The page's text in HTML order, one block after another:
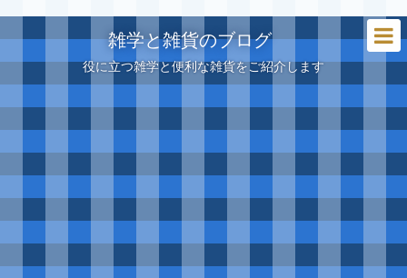
雑学と雑貨のブログ
役に立つ雑学と便利な雑貨をご紹介します